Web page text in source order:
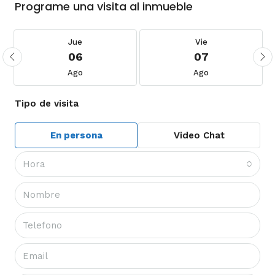
Programe una visita al inmueble
Jue
06
Ago
Vie
07
Ago
Tipo de visita
En persona Video Chat
Hora